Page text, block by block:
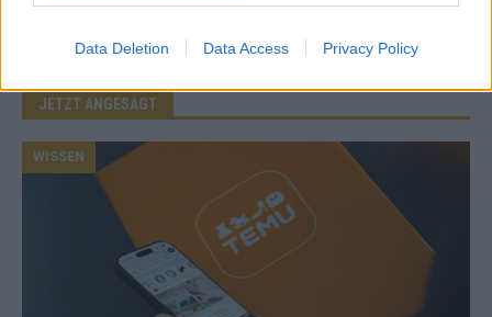
Data Deletion Data Access Privacy Policy
JETZT ANGESAGT
WISSEN